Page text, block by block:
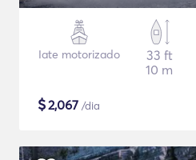
Iate motorizado
33 ft
10 m
$2,067 /dia